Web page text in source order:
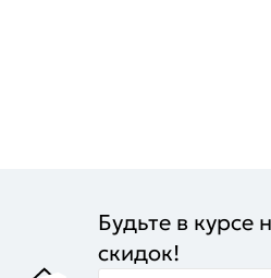
Будьте в курсе
скидок!